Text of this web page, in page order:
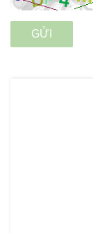
GỬI